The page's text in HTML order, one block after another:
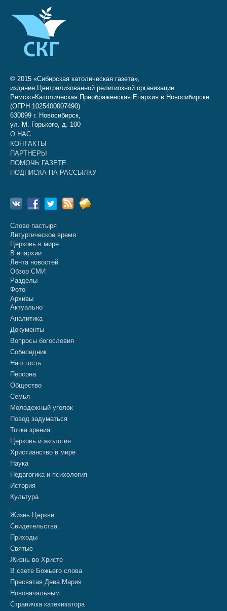
© 2015 «Сибирская католическая газета»,
издание Централизованной религиозной организации
Римско-Католическая Преображенская Епархия в Новосибирске
(ОГРН 1025400007490)
630099 г. Новосибирск,
ул. М. Горького, д. 100
О НАС
КОНТАКТЫ
ПАРТНЕРЫ
ПОМОЧЬ ГАЗЕТЕ
ПОДПИСКА НА РАССЫЛКУ
Слово пастыря
Литургическое время
Церковь в мире
В епархии
Лента новостей
Обзор СМИ
Разделы
Фото
Архивы
Актуально
Аналитика
Документы
Вопросы богословия
Собеседник
Наш гость
Персона
Общество
Семья
Молодежный уголок
Повод задуматься
Точка зрения
Церковь и экология
Христианство в мире
Наука
Педагогика и психология
История
Культура
Жизнь Церкви
Свидетельства
Приходы
Святые
Жизнь во Христе
В свете Божьего слова
Пресвятая Дева Мария
Новоначальным
Страничка катехизатора